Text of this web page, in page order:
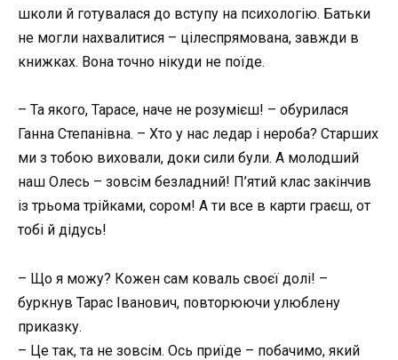
школи й готувалася до вступу на психологію. Батьки
не могли нахвалитися – цілеспрямована, завжди в
книжках. Вона точно нікуди не поїде.
– Та якого, Тарасе, наче не розумієш! – обурилася
Ганна Степанівна. – Хто у нас ледар і нероба? Старших
ми з тобою виховали, доки сили були. А молодший
наш Олесь – зовсім безладний! П’ятий клас закінчив
із трьома трійками, сором! А ти все в карти граєш, от
тобі й дідусь!
– Що я можу? Кожен сам коваль своєї долі! –
буркнув Тарас Іванович, повторюючи улюблену
приказку.
– Це так, та не зовсім. Ось приїде – побачимо, який